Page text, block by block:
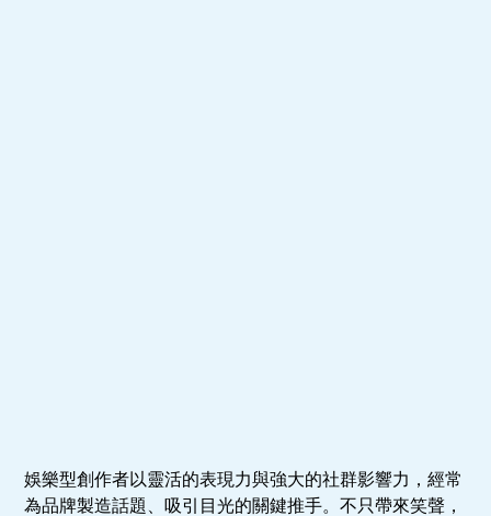
娛樂型創作者以靈活的表現力與強大的社群影響力，經常
為品牌製造話題、吸引目光的關鍵推手。不只帶來笑聲，